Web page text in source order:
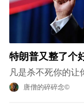
特朗普又整了个
凡是杀不死你的让
唐僧的碎碎念©